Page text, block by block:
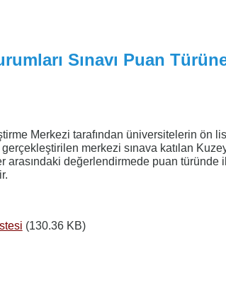
Sınavı Puan
Merkezi tarafından üniversitelerin ön
merkezi sınava katılan
arasındaki değerlendirmede puan türünde
(130.36 KB)